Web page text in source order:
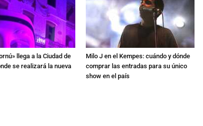
llega a la Ciudad de
se realizará la nueva
Milo J en el Kempes: cuándo y dónde
comprar las entradas para su único
show en el país